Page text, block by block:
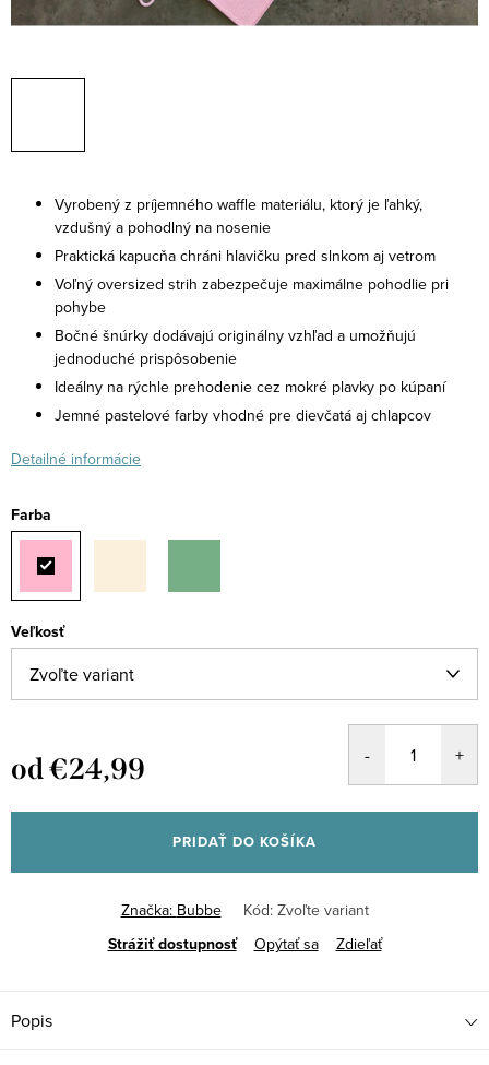
Vyrobený z príjemného waffle materiálu, ktorý je ľahký,
vzdušný a pohodlný na nosenie
Praktická kapucňa chráni hlavičku pred slnkom aj vetrom
Voľný oversized strih zabezpečuje maximálne pohodlie pri
pohybe
Bočné šnúrky dodávajú originálny vzhľad a umožňujú
jednoduché prispôsobenie
Ideálny na rýchle prehodenie cez mokré plavky po kúpaní
Jemné pastelové farby vhodné pre dievčatá aj chlapcov
Detailné informácie
Farba
Veľkosť
od€24,99
cena:
PRIDAŤ DO KOŠÍKA
Značka: Bubbe Kód: Zvoľte variant
Opýtať sa
Strážiť Zdieľať
Popis